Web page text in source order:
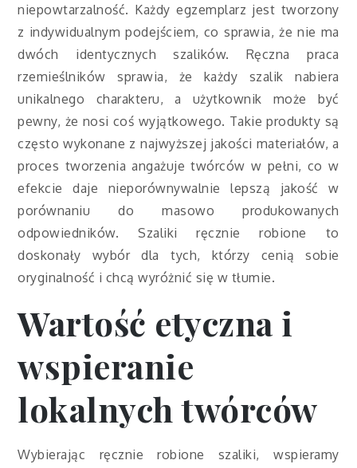
niepowtarzalność. Każdy egzemplarz jest tworzony
z indywidualnym podejściem, co sprawia, że nie ma
dwóch identycznych szalików. Ręczna praca
rzemieślników sprawia, że każdy szalik nabiera
unikalnego charakteru, a użytkownik może być
pewny, że nosi coś wyjątkowego. Takie produkty są
często wykonane z najwyższej jakości materiałów, a
proces tworzenia angażuje twórców w pełni, co w
efekcie daje nieporównywalnie lepszą jakość w
porównaniu do masowo produkowanych
odpowiedników. Szaliki ręcznie robione to
doskonały wybór dla tych, którzy cenią sobie
oryginalność i chcą wyróżnić się w tłumie.
Wartość etyczna i
wspieranie
lokalnych twórców
Wybierając ręcznie robione szaliki, wspieramy